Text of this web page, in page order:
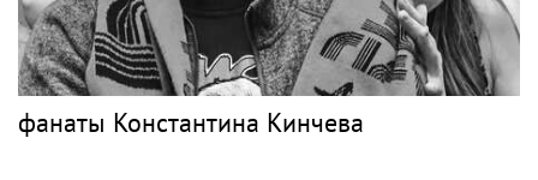
фанаты Константина Кинчева